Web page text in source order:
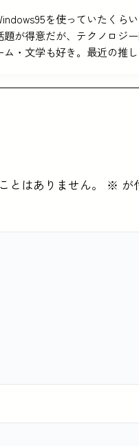
を使っていたくら
が得意だが、テクノロジ
・文学も好き。最近の推
とはありません。 ※ が